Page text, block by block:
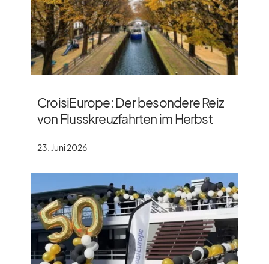
CroisiEurope: Der besondere Reiz
von Flusskreuzfahrten im Herbst
23. Juni 2026